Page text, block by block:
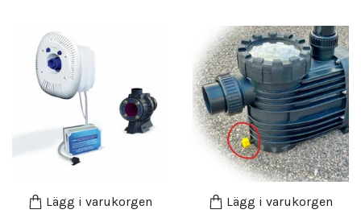
Lägg i varukorgen Lägg i varukorgen